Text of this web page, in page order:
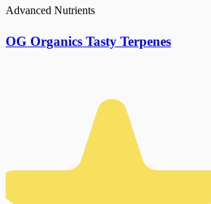
Advanced Nutrients
OG Organics Tasty Terpenes